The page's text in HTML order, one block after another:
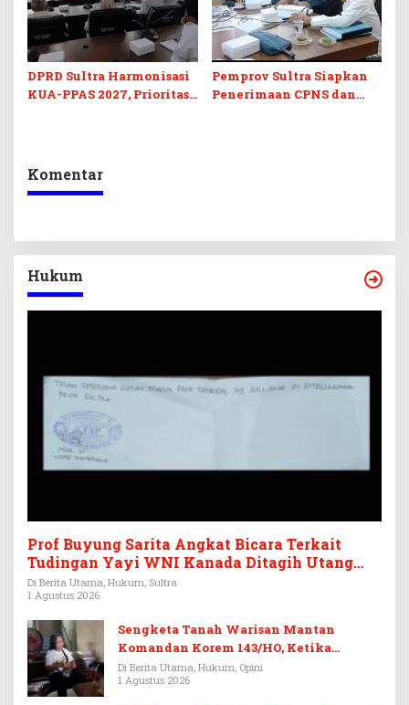
DPRD Sultra Harmonisasi
KUA-PPAS 2027, Prioritas
Pemprov Sultra Siapkan
Penerimaan CPNS dan
Komentar
Hukum
Prof Buyung Sarita Angkat Bicara Terkait
Tudingan Yayi WNI Kanada Ditagih Utang
Rp3,6 Miliar
Di Berita Utama, Hukum, Sultra
1 Agustus 2026
Sengketa Tanah Warisan Mantan
Komandan Korem 143/HO, Ketika
Warisan Menjadi Arena Pemerasan
Di Berita Utama, Hukum, Opini
1 Agustus 2026